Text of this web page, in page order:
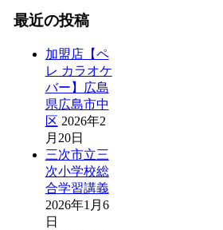
最近の投稿
加盟店【ペ
レ カラオケ
バー】広島
県広島市中
区 2026年2
月20日
三次市立三
次小学校総
合学習講義
2026年1月6
日